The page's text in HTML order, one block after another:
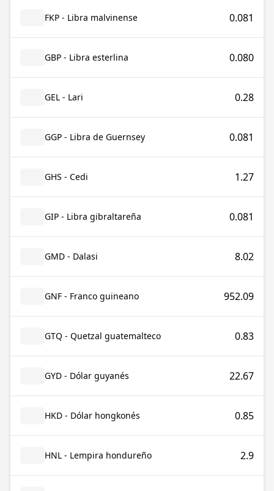
FKP - Libra malvinense 0.081
GBP - Libra esterlina 0.080
GEL - Lari 0.28
GGP - Libra de Guernsey 0.081
GHS - Cedi 1.27
GIP - Libra gibraltareña 0.081
GMD - Dalasi 8.02
GNF - Franco guineano 952.09
GTQ - Quetzal guatemalteco 0.83
GYD - Dólar guyanés 22.67
HKD - Dólar hongkonés 0.85
HNL - Lempira hondureño 2.9